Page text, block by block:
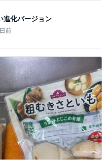
進化バージョン
前